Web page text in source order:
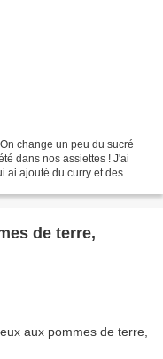
change un peu du sucré
dans nos assiettes ! J'ai
ai ajouté du curry et des
de terre,